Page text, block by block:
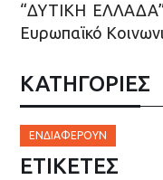
“ΔΥΤΙΚΗ ΕΛΛΑΔΑ”
Ευρωπαϊκό
ΚΑΤΗΓΟΡΙΕΣ
ΕΝΔΙΑΦΈΡΟΥΝ
ΕΤΙΚΈΤΕΣ